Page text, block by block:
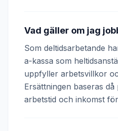
Vad gäller om jag
Som deltidsarbetande
a-kassa som
uppfyller arbetsvillkor
Ersättningen baseras då
arbetstid och inkomst